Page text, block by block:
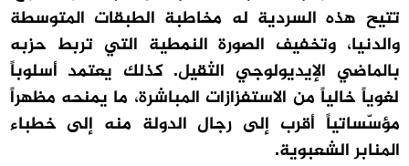
تتيح هذه السردية له مخاطبة الطبقات المتوسطة
والدنيا، وتخفيف الصورة النمطية التي تربط حزبه
بالماضي الإيديولوجي الثقيل. كذلك يعتمد أسلوباً
لغوياً خالياً من الاستفزازات المباشرة، ما يمنحه مظهراً
مؤسّساتياً أقرب إلى رجال الدولة منه إلى خطباء
المنابر الشعبوية.